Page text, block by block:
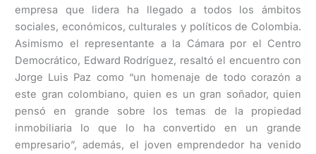
empresa que lidera ha llegado a todos los ámbitos
sociales, económicos, culturales y políticos de Colombia.
Asimismo el representante a la Cámara por el Centro
Democrático, Edward Rodríguez, resaltó el encuentro con
Jorge Luis Paz como “un homenaje de todo corazón a
este gran colombiano, quien es un gran soñador, quien
pensó en grande sobre los temas de la propiedad
inmobiliaria lo que lo ha convertido en un grande
empresario”, además, el joven emprendedor ha venido